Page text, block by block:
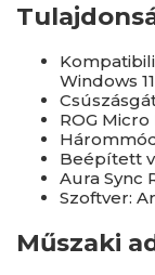
Windows 11
ROG
Beépített
Aura Sync
Szoftver:
Műszaki